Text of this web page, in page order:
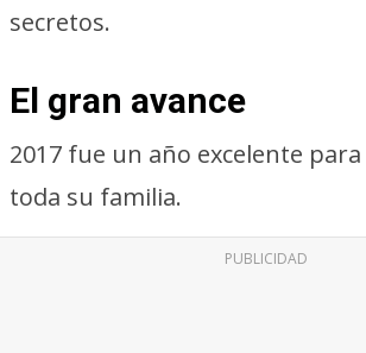
secretos.
El gran avance
2017 fue un año excelente
toda su familia.
PUBLICIDAD